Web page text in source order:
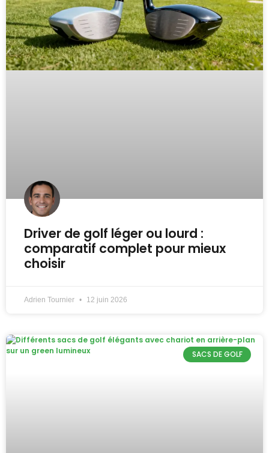
Driver de golf léger ou lourd :
comparatif complet pour mieux
choisir
Adrien Tournier 12 juin 2026
SACS DE GOLF